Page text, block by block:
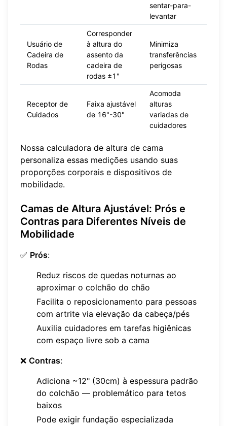
sentar-para-
levantar
Usuário de
Cadeira de
Rodas
Corresponder
à altura do
assento da
cadeira de
rodas ±1"
Minimiza
transferências
perigosas
Receptor de
Cuidados
Faixa ajustável
de 16"-30"
Acomoda
alturas
variadas de
cuidadores
Nossa calculadora de altura de cama
personaliza essas medições usando suas
proporções corporais e dispositivos de
mobilidade.
Camas de Altura Ajustável: Prós e
Contras para Diferentes Níveis de
Mobilidade
✅ Prós:
Reduz riscos de quedas noturnas ao
aproximar o colchão do chão
Facilita o reposicionamento para pessoas
com artrite via elevação da cabeça/pés
Auxilia cuidadores em tarefas higiênicas
com espaço livre sob a cama
❌ Contras:
Adiciona ~12" (30cm) à espessura padrão
do colchão — problemático para tetos
baixos
Pode exigir fundação especializada